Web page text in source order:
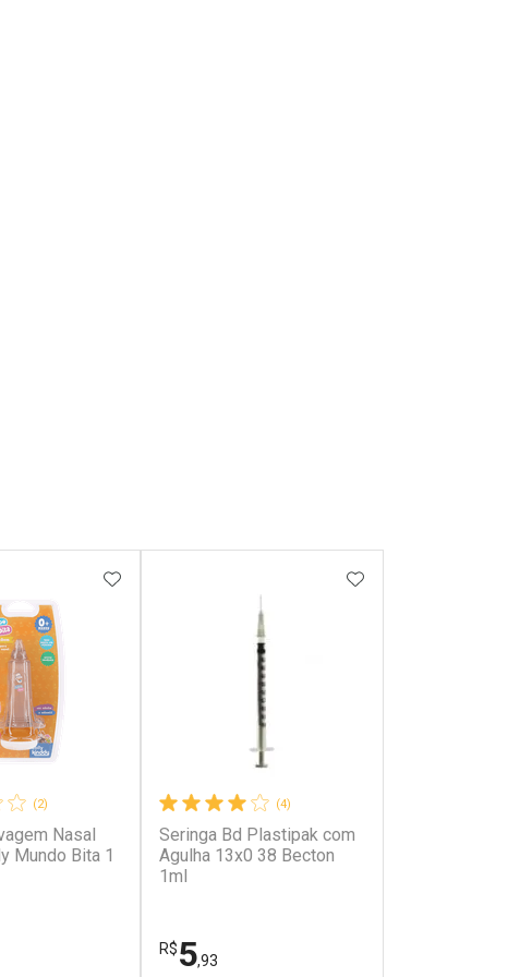
FAVORITOS
(2)
Nasal
Mundo Bita 1
ADICIONAR AOS FAVORITOS
(4)
Seringa Bd Plastipak com
Agulha 13x0 38 Becton
1ml
R$5,93
ADICIONAR AOS